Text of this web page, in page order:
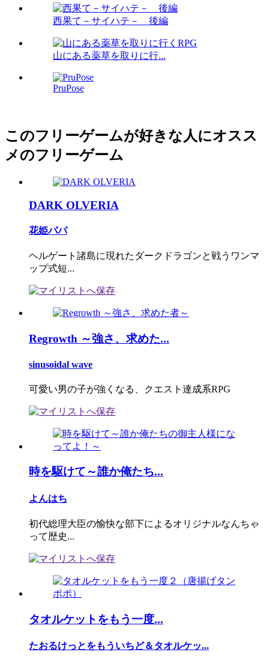
西果て－サイハテ－ 後編
山にある薬草を取りに行...
PruPose
このフリーゲームが好きな人にオスス
メのフリーゲーム
DARK OLVERIA
花姫パパ
ヘルゲート諸島に現れたダークドラゴンと戦うワンマ
ップ式短...
Regrowth ～強さ、求めた...
sinusoidal wave
可愛い男の子が強くなる、クエスト達成系RPG
時を駆けて～誰か俺たち...
よんはち
初代総理大臣の愉快な部下によるオリジナルなんちゃ
って歴史...
タオルケットをもう一度...
たおるけっとをもういちど＆タオルケッ...